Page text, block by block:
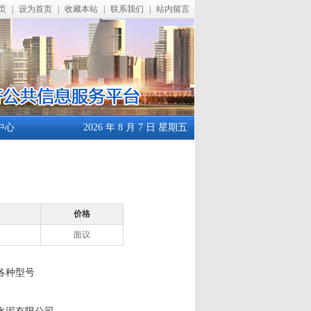
设为首页 收藏本站 联系我们 站内留言
心 2026 年 8 月 7 日 星期五
价格
面议
种型号